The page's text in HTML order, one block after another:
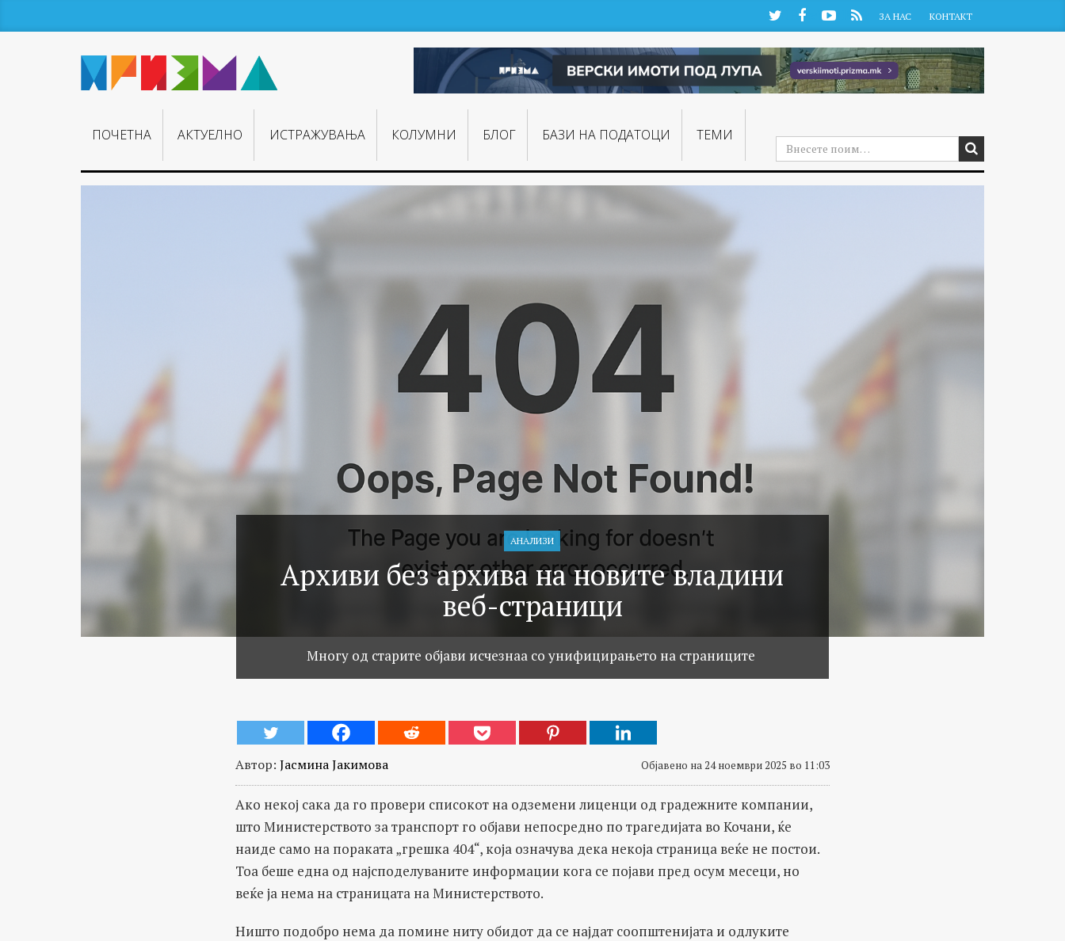
TwitterFacebookYouTube
RSS ЗА НАС КОНТАКТ
ПОЧЕТНА АКТУЕЛНО ИСТРАЖУВАЊA КОЛУМНИ БЛОГ БАЗИ НА ПОДАТОЦИ ТЕМИ
АНАЛИЗИ
Архиви без архива на новите владини
веб-страници
Многу од старите објави исчезнаа со унифицирањето на страниците
Автор: Јасмина Јакимова Објавено на 24 ноември 2025 во 11:03
Ако некој сака да го провери списокот на одземени лиценци од градежните компании,
што Министерството за транспорт го објави непосредно по трагедијата во Кочани, ќе
наиде само на пораката „грешка 404“, која означува дека некоја страница веќе не постои.
Тоа беше една од најсподелуваните информации кога се појави пред осум месеци, но
веќе ја нема на страницата на Министерството.
Ништо подобро нема да помине ниту обидот да се најдат соопштенијата и одлуките